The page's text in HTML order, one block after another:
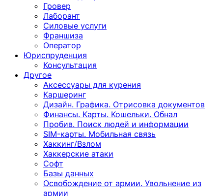
Гровер
Лаборант
Силовые услуги
Франшиза
Оператор
Юриспруденция
Консультация
Другoе
Аксессуары для курения
Каршеринг
Дизайн. Графика. Отрисовка документов
Финансы. Карты. Кошельки. Обнал
Пробив. Поиск людей и информации
SIM-карты. Мобильная связь
Хаккинг/Взлом
Хаккерские атаки
Софт
Базы данных
Освобождение от армии. Увольнение из
армии